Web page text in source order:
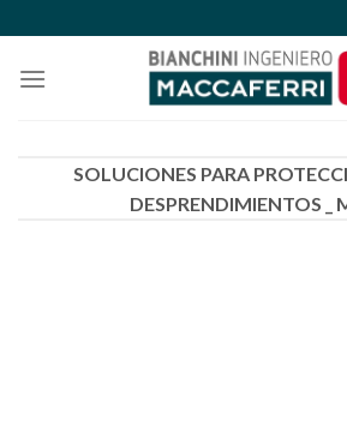
to
content
SOLUCIONES PARA
DESPRENDIMIENTOS _